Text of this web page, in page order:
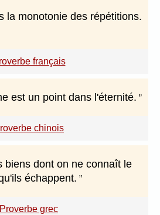
la monotonie des répétitions.
français
est un point dans l'éternité.
chinois
biens dont on ne connaît le
échappent.
Proverbe grec